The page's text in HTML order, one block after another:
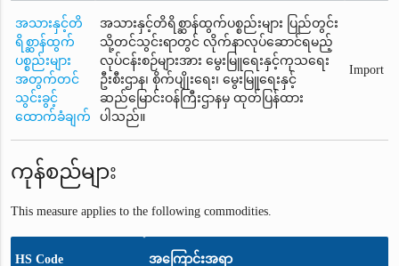
အသားနှင့်တိ
ရိစ္ဆာန်ထွက်
ပစ္စည်းများ
အတွက်တင်
သွင်းခွင့်
ထောက်ခံချက်
အသားနှင့်တိရိစ္ဆာန်ထွက်ပစ္စည်းများ ပြည်တွင်း
သို့တင်သွင်းရာတွင် လိုက်နာလုပ်ဆောင်ရမည့်
လုပ်ငန်းစဉ်များအား မွေးမြူရေးနှင့်ကုသရေး
ဦးစီးဌာန၊ စိုက်ပျိုးရေး၊ မွေးမြူရေးနှင့်
ဆည်မြောင်းဝန်ကြီးဌာနမှ ထုတ်ပြန်ထား
ပါသည်။
Import
ကုန်စည်များ
This measure applies to the following commodities.
HS Code အကြောင်းအရာ